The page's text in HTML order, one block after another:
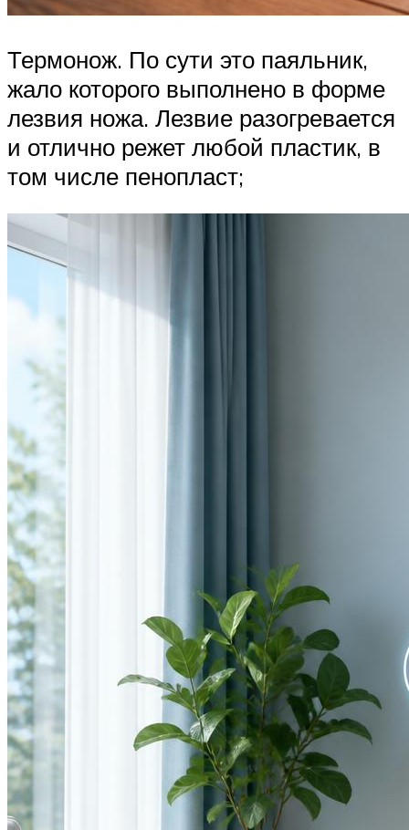
Термонож. По сути это паяльник,
жало которого выполнено в форме
лезвия ножа. Лезвие разогревается
и отлично режет любой пластик, в
том числе пенопласт;